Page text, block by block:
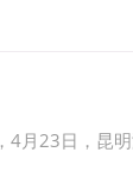
23日，昆